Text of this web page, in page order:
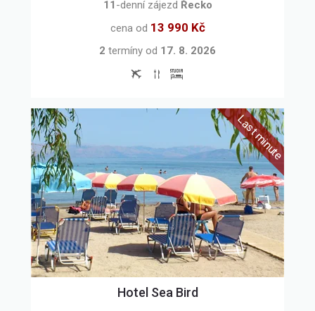
11 -denní zájezd Řecko
cena od 13 990 Kč
2 termíny od 17. 8. 2026
Hotel Sea Bird